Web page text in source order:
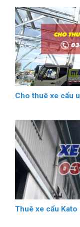
Cho thuê xe cẩu
Thuê xe cẩu Kato